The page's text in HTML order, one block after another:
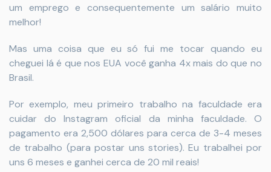
um emprego e consequentemente um salário muito
melhor!
Mas uma coisa que eu só fui me tocar quando eu
cheguei lá é que nos EUA você ganha 4x mais do que no
Brasil.
Por exemplo, meu primeiro trabalho na faculdade era
cuidar do Instagram oficial da minha faculdade. O
pagamento era 2,500 dólares para cerca de 3-4 meses
de trabalho (para postar uns stories). Eu trabalhei por
uns 6 meses e ganhei cerca de 20 mil reais!